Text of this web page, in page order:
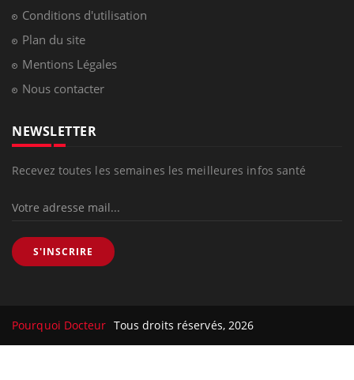
Conditions d'utilisation
Plan du site
Mentions Légales
Nous contacter
NEWSLETTER
Recevez toutes les semaines les meilleures infos santé
S'INSCRIRE
Pourquoi Docteur Tous droits réservés, 2026